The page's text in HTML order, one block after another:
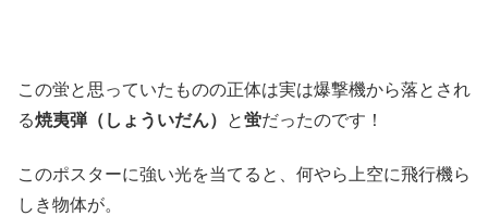
この蛍と思っていたものの正体は実は爆撃機から落とされ
る焼夷弾（しょういだん） と蛍だったのです！
このポスターに強い光を当てると、何やら上空に飛行機ら
しき物体が。